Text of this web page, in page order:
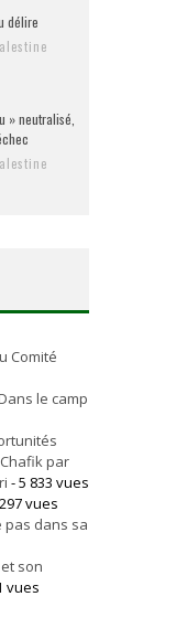
délire
» neutralisé,
Comité
le camp
par
- 5 833 vues
vues
pas dans sa
son
vues